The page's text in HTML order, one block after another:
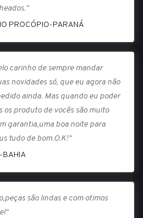
PROCÓPIO-PARANÁ
carinho de sempre mandar
novidades só, que eu agora não
ainda. Mas quando eu poder
os produto de vocês são muito
garantia,uma boa noite para
tudo de bom.O.K!"
BAHIA
são lindas e com otimos